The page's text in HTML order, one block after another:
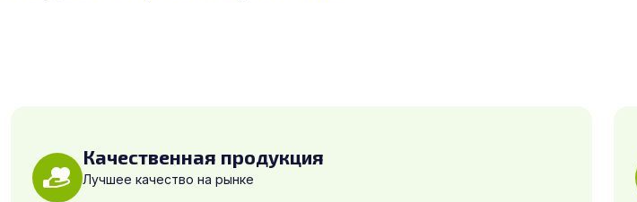
Качественная продукция
Лучшее качество на рынке